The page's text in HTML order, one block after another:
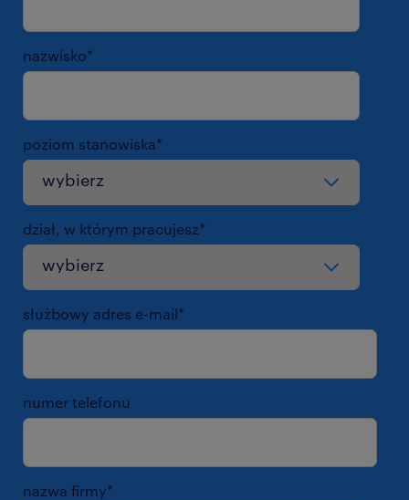
nazwisko*
poziom stanowiska*
dział, w którym pracujesz*
służbowy adres e-mail*
numer telefonu
nazwa firmy*